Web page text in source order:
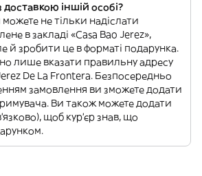
доставкою іншій особі?
не тільки надіслати
в закладі «Casa Bao Jerez»,
й зробити це в форматі подарунка.
лише вказати правильну адресу
De La Frontera. Безпосередньо
замовлення ви зможете додати
Ви також можете додати
щоб кур'єр знав, що